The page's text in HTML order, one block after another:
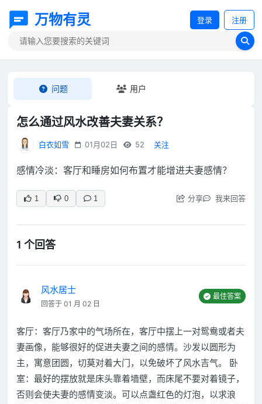
万物有灵 登录 注册
问题 用户
怎么通过风水改善夫妻关系？
白衣如雪 01月02日 52 关注
感情冷淡：客厅和睡房如何布置才能增进夫妻感情？
1 0 1 分享 我来回答
1 个回答
风水居士
回答于 01 月 02 日
最佳答案
客厅：客厅乃家中的气场所在，客厅中摆上一对鸳鸯或者夫
妻画像，能够很好的促进夫妻之间的感情。沙发以圆形为
主，寓意团圆，切莫对着大门，以免破坏了风水吉气。 卧
室：最好的摆放就是床头靠着墙壁，而床尾不要对着镜子，
否则会使夫妻的感情变淡。可以点盏红色的灯泡，以求浪